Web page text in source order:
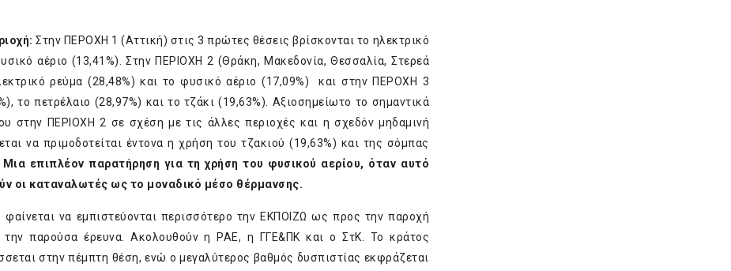
Στην ΠΕΡΟΧΗ 1 (Αττική) στις 3 πρώτες θέσεις βρίσκονται το ηλεκτρικό
αέριο (13,41%). Στην ΠΕΡΙΟΧΗ 2 (Θράκη, Μακεδονία, Θεσσαλία, Στερεά
ρεύμα (28,48%) και το φυσικό αέριο (17,09%) και στην ΠΕΡΟΧΗ 3
το πετρέλαιο (28,97%) και το τζάκι (19,63%). Αξιοσημείωτο το σημαντικά
στην ΠΕΡΙΟΧΗ 2 σε σχέση με τις άλλες περιοχές και η σχεδόν μηδαμινή
να πριμοδοτείται έντονα η χρήση του τζακιού (19,63%) και της σόμπας
Μια επιπλέον παρατήρηση για τη χρήση του φυσικού αερίου, όταν αυτό
οι καταναλωτές ως το μοναδικό μέσο θέρμανσης.
να εμπιστεύονται περισσότερο την ΕΚΠΟΙΖΩ ως προς την παροχή
την παρούσα έρευνα. Ακολουθούν η ΡΑΕ, η ΓΓΕ&ΠΚ και ο ΣτΚ. Το κράτος
στην πέμπτη θέση, ενώ ο μεγαλύτερος βαθμός δυσπιστίας εκφράζεται